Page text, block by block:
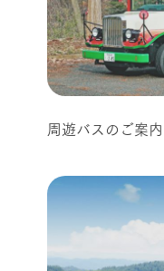
周遊バスのご案内